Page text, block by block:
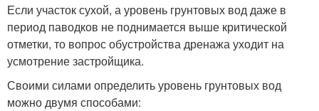
Если участок сухой, а уровень грунтовых вод даже в
период паводков не поднимается выше критической
отметки, то вопрос обустройства дренажа уходит на
усмотрение застройщика.
Своими силами определить уровень грунтовых вод
можно двумя способами: